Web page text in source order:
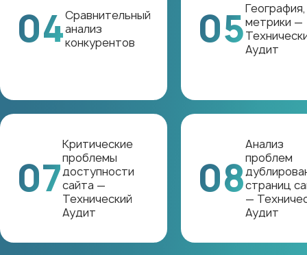
04Сравнительный
анализ
конкурентов
05География,
метрики —
Аудит
07
Критические
проблемы
доступности
сайта —
Технический
Аудит
08
Анализ
проблем
страниц
—
Аудит